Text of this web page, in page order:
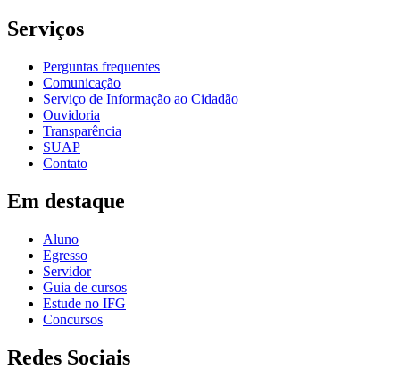
Serviços
Perguntas frequentes
Comunicação
Serviço de Informação ao Cidadão
Ouvidoria
Transparência
SUAP
Contato
Em destaque
Aluno
Egresso
Servidor
Guia de cursos
Estude no IFG
Concursos
Redes Sociais